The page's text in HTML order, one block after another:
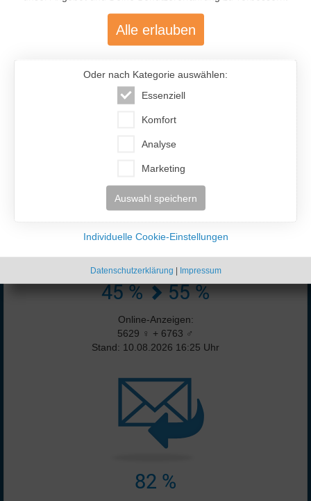
477.200
Über 477.200 aktive Mitglieder
45 % 55 %
Online-Anzeigen:
5629 ♀ + 6763 ♂
Stand: 10.08.2026 16:25 Uhr
82 %
Alle erlauben
Oder nach Kategorie auswählen:
Essenziell
Komfort
Analyse
Marketing
Auswahl speichern
Individuelle Cookie-Einstellungen
Datenschutzerklärung | Impressum